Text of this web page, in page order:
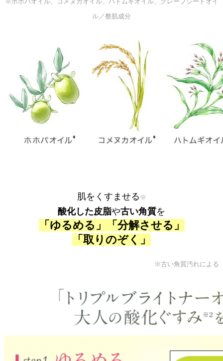
※ホホバオイル、コメヌカオイル、ハトムギオイル、グレープシードオイ
ル／整肌成分
肌をくすませる ※
酸化した皮脂や古い角質を
「ゆるめる」「分解させる」
「取りのぞく」
※古い角質汚れによる